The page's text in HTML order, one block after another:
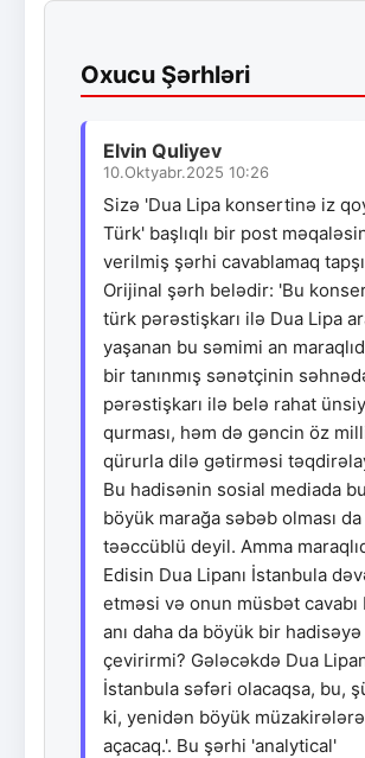
Oxucu Şərhləri
Elvin Quliyev
10.Oktyabr.2025 10:26
Sizə 'Dua Lipa konsertinə iz
Türk' başlıqlı bir post
verilmiş şərhi cavablamaq
Orijinal şərh belədir: 'Bu
türk pərəstişkarı ilə Dua Lipa
yaşanan bu səmimi an
bir tanınmış sənətçinin
pərəstişkarı ilə belə rahat
qurması, həm də gəncin öz
qürurla dilə gətirməsi
Bu hadisənin sosial mediada
böyük marağa səbəb olması da
təəccüblü deyil. Amma
Edisin Dua Lipanı İstanbula
etməsi və onun müsbət cavabı
anı daha da böyük bir hadisəyə
çevirirmi? Gələcəkdə Dua
İstanbula səfəri olacaqsa, bu,
ki, yenidən böyük
açacaq.'. Bu şərhi 'analytical'